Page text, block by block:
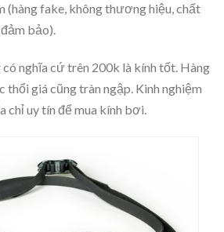
(hàng fake, không thương hiệu, chất
bảo).
nghĩa cứ trên 200k là kính tốt. Hàng
giá cũng tràn ngập. Kinh nghiệm
chỉ uy tín để mua kính bơi.